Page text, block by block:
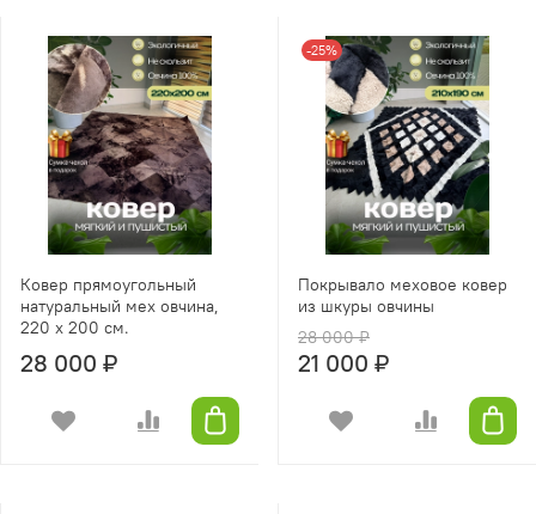
Ковер прямоугольный
натуральный мех овчина,
220 х 200 см.
28 000 ₽
-25%
Покрывало меховое ковер
из шкуры овчины
28 000 ₽
21 000 ₽